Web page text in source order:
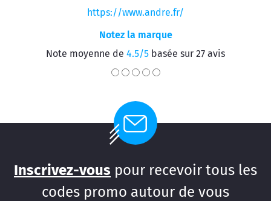
https://www.andre.fr/
Notez la marque
Note moyenne de 4.5/5 basée sur 27 avis
Inscrivez-vous pour recevoir tous les
codes promo autour de vous